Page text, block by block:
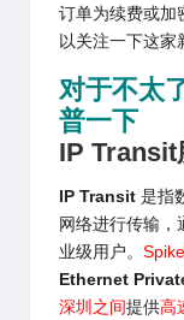
订单为续费或加
以关注一下这家
对于不太
普一下
IP Transit
IP Transit 是指
网络进行传输，
业级用户。
Ethernet
深圳之间提供高